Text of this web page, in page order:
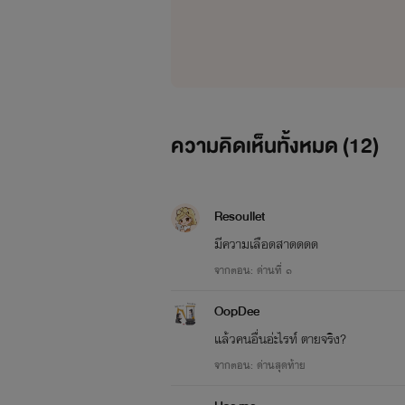
ด้วยความหรูหราและกลิ่นไอท้องถิ่นนั้น
"เรื่องของกูหน่า!" ภูธารพูดขึ้นด้วย
"นี้ๆพวกพี่ภูก็หวานนี้ฮะ อ๊ะผมไป
เยี่ยมชมมันชนฉ่ำใจแล้ว
ความคิดเห็นทั้งหมด (12)
Resoullet
มีความเลือดสาดดดด
จากตอน: ด่านที่ ๑
OopDee
แล้วคนอื่นอ่ะไรท์ ตายจริง?
จากตอน: ด่านสุดท้าย